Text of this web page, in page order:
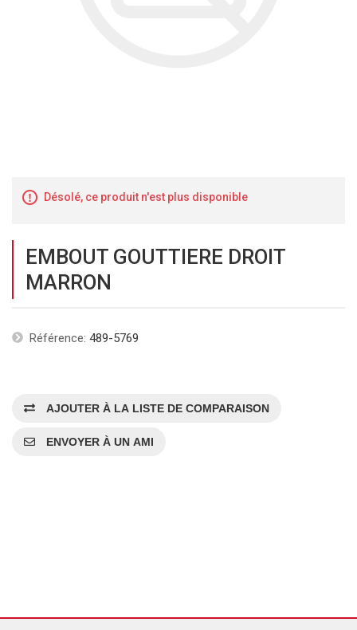
Désolé, ce produit n'est plus disponible
EMBOUT GOUTTIERE DROIT
MARRON
Référence: 489-5769
AJOUTER À LA LISTE DE COMPARAISON
ENVOYER À UN AMI